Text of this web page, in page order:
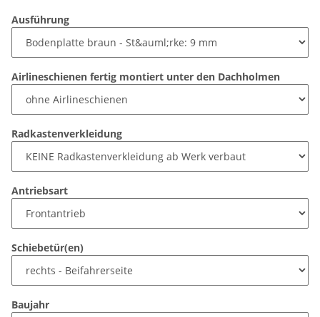
Ausführung
Airlineschienen fertig montiert unter den Dachholmen
Radkastenverkleidung
Antriebsart
Schiebetür(en)
Baujahr